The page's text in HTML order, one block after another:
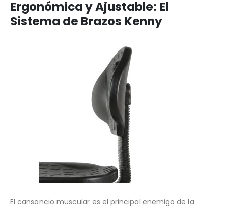
Ergonómica y Ajustable: El
Sistema de Brazos Kenny
El cansancio muscular es el principal enemigo de la